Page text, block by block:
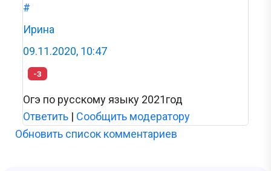
#
Ирина
09.11.2020, 10:47
-3
Огэ по русскому языку 2021год
Ответить | Сообщить модератору
Обновить список комментариев